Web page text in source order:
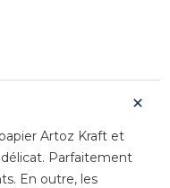
Artoz Kraft et
Parfaitement
En outre, les